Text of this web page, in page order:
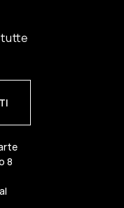
tutte
8